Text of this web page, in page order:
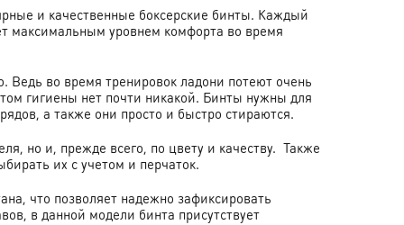
и качественные боксерские бинты. Каждый
максимальным уровнем комфорта во время
Ведь во время тренировок ладони потеют очень
гигиены нет почти никакой. Бинты нужны для
а также они просто и быстро стираются.
но и, прежде всего, по цвету и качеству. Также
их с учетом и перчаток.
что позволяет надежно зафиксировать
в данной модели бинта присутствует